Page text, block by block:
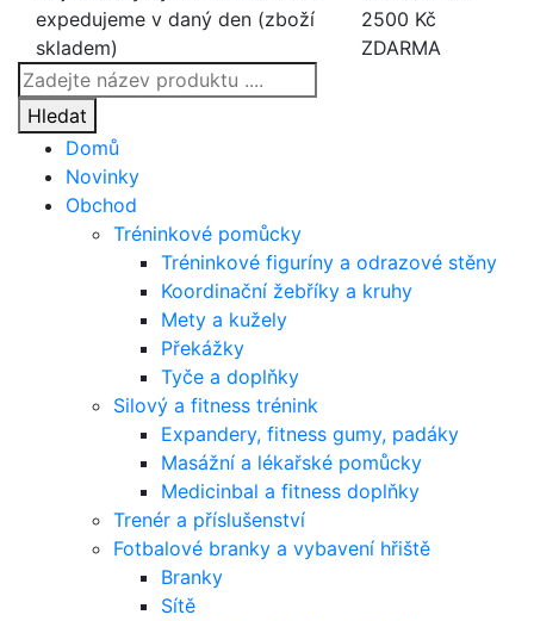
expedujeme v daný den (zboží
skladem)
2500 Kč
ZDARMA
Products
search
Hledat
Domů
Novinky
Obchod
Tréninkové pomůcky
Tréninkové figuríny a odrazové stěny
Koordinační žebříky a kruhy
Mety a kužely
Překážky
Tyče a doplňky
Silový a fitness trénink
Expandery, fitness gumy, padáky
Masážní a lékařské pomůcky
Medicinbal a fitness doplňky
Trenér a příslušenství
Fotbalové branky a vybavení hřiště
Branky
Sítě